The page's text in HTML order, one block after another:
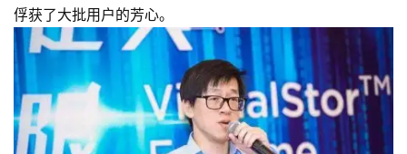
俘获了大批用户的芳心。